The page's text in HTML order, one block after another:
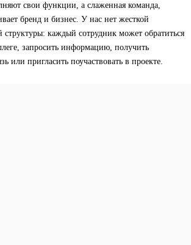
свои функции, а слаженная команда,
бренд и бизнес. У нас нет жесткой
структуры: каждый сотрудник может обратиться
запросить информацию, получить
или пригласить поучаствовать в проекте.